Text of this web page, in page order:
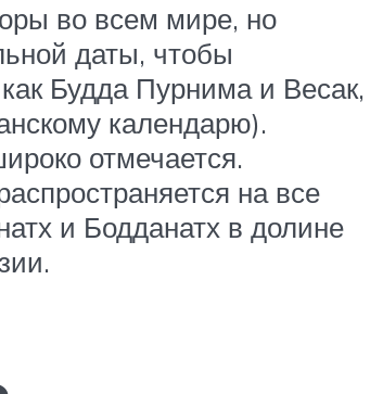
во всем мире, но
даты, чтобы
Будда Пурнима и Весак,
календарю).
отмечается.
на все
и Бодданатх в долине